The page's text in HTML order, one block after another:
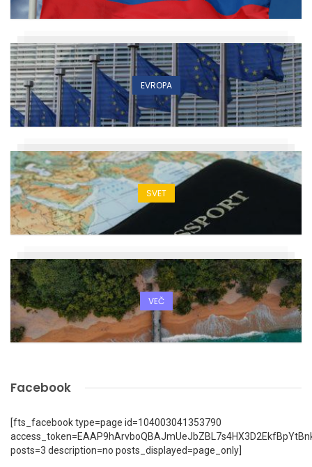
EVROPA
SVET
VEČ
Facebook
[fts_facebook type=page id=104003041353790
posts=3 description=no posts_displayed=page_only]